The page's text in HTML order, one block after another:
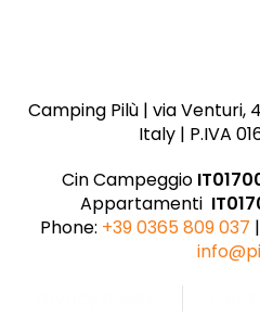
Camping Pilù | via Venturi,
Italy | P.IVA
Cin Campeggio
Appartamenti
Phone: +39 0365 809 037